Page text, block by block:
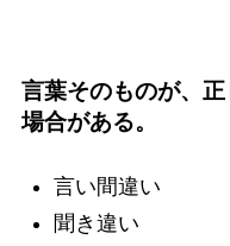
言葉そのものが、
場合がある。
言い間違い
聞き違い